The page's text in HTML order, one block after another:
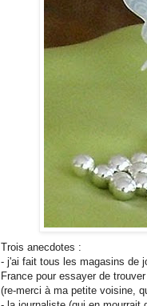
Trois anecdotes :
- j'ai fait tous les magasins de
France pour essayer de
(re-merci à ma petite voisine,